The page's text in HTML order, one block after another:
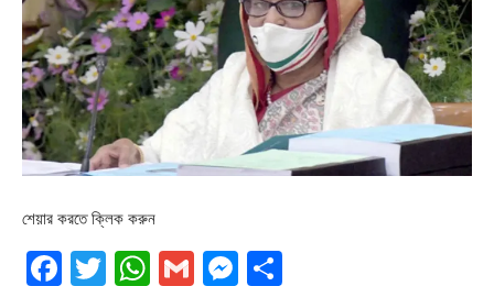
শেয়ার করতে ক্লিক করুন
Facebook
Twitter
WhatsApp
GmailMessenger